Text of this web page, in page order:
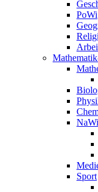
PoWi
NaWi
Sport